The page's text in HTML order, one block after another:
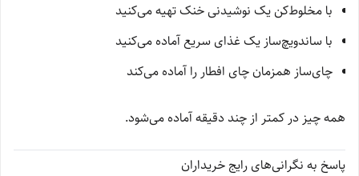
با مخلوط‌کن یک نوشیدنی خنک تهیه می‌کنید
با ساندویچ‌ساز یک غذای سریع آماده می‌کنید
چای‌ساز همزمان چای افطار را آماده می‌کند
همه چیز در کمتر از چند دقیقه آماده می‌شود.
پاسخ به نگرانی‌های رایج خریداران